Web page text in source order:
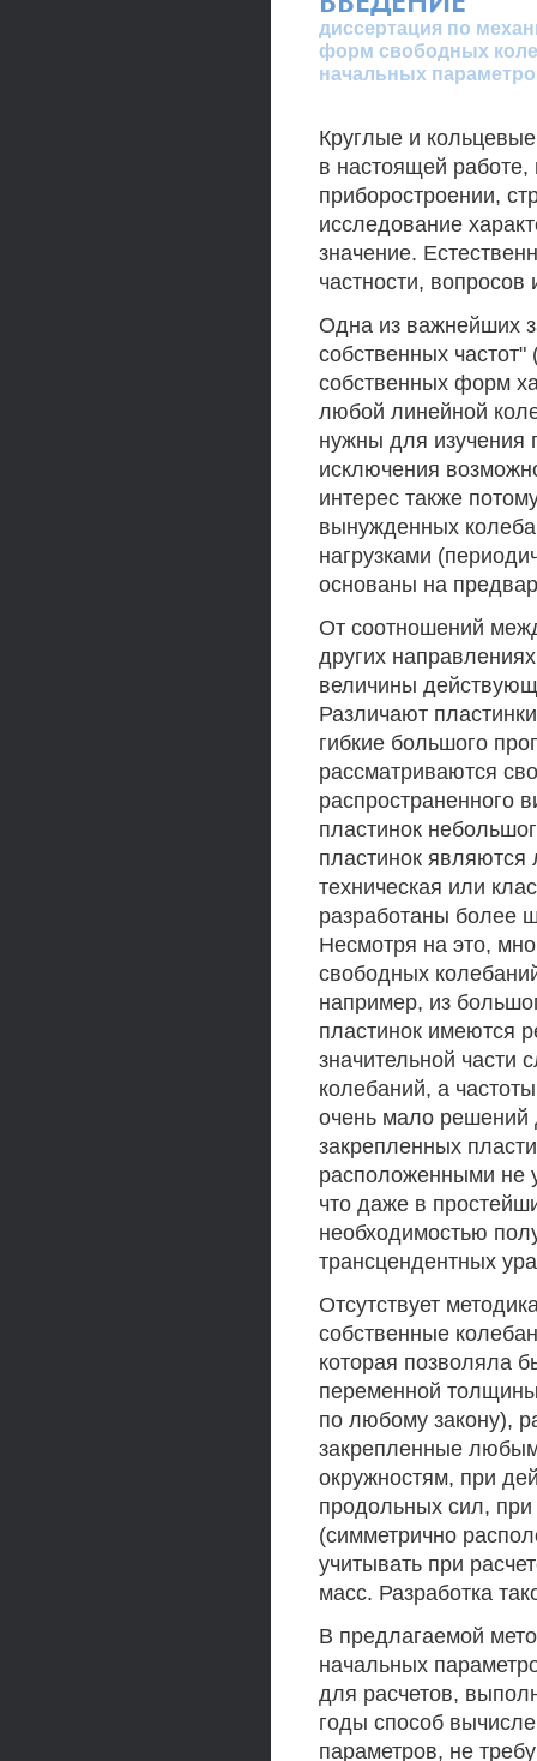
диссертация по
форм свободных
начальных
Круглые и
в настоящей
приборостроении,
исследование
значение.
частности,
Одна из важнейших
собственных
собственных форм
любой линейной
нужны для изучения
исключения
интерес также
вынужденных
нагрузками
основаны на
От соотношений
других
величины
Различают
гибкие большого
рассматриваются
распространенного
пластинок
пластинок
техническая или
разработаны более
Несмотря на это,
свободных
например, из
пластинок имеются
значительной части
колебаний, а
очень мало решений
закрепленных
расположенными не
что даже в
необходимостью
трансцендентных
Отсутствует
собственные
которая позволяла
переменной
по любому закону),
закрепленные
окружностям, при
продольных сил, при
(симметрично
учитывать при
масс. Разработка
В предлагаемой
начальных
для расчетов,
годы способ
параметров, не